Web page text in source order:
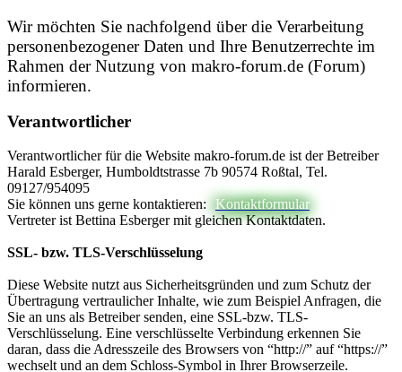
Wir möchten Sie nachfolgend über die Verarbeitung
personenbezogener Daten und Ihre Benutzerrechte im
Rahmen der Nutzung von makro-forum.de (Forum)
informieren.
Verantwortlicher
Verantwortlicher für die Website makro-forum.de ist der Betreiber
Harald Esberger, Humboldtstrasse 7b 90574 Roßtal, Tel.
09127/954095
Sie können uns gerne kontaktieren:
Kontaktformular
Vertreter ist Bettina Esberger mit gleichen Kontaktdaten.
SSL- bzw. TLS-Verschlüsselung
Diese Website nutzt aus Sicherheitsgründen und zum Schutz der
Übertragung vertraulicher Inhalte, wie zum Beispiel Anfragen, die
Sie an uns als Betreiber senden, eine SSL-bzw. TLS-
Verschlüsselung. Eine verschlüsselte Verbindung erkennen Sie
daran, dass die Adresszeile des Browsers von “http://” auf “https://”
wechselt und an dem Schloss-Symbol in Ihrer Browserzeile.